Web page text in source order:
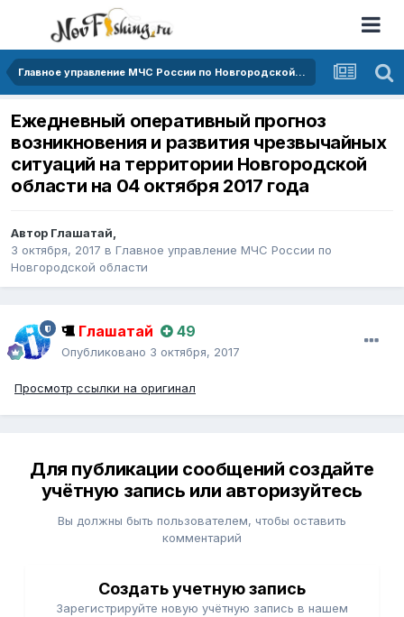
Главное управление МЧС России по Новгородской области
Ежедневный оперативный прогноз
возникновения и развития чрезвычайных
ситуаций на территории Новгородской
области на 04 октября 2017 года
Автор Глашатай,
3 октября, 2017 в Главное управление МЧС России по
Новгородской области
Глашатай 49
Опубликовано 3 октября, 2017
Просмотр ссылки на оригинал
Для публикации сообщений создайте
учётную запись или авторизуйтесь
Вы должны быть пользователем, чтобы оставить
комментарий
Создать учетную запись
Зарегистрируйте новую учётную запись в нашем